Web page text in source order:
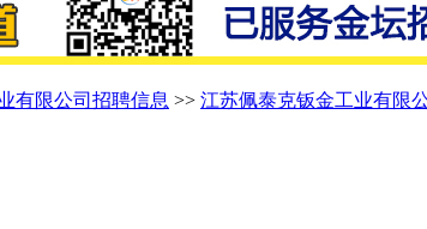
有限公司招聘信息 >> 江苏佩泰克钣金工业有限